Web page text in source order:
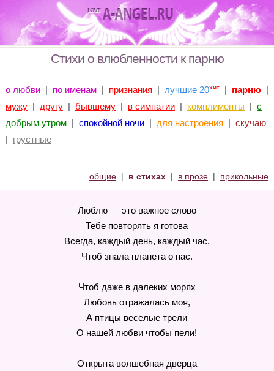
Стихи о влюбленности к парню
о любви| по именам| признания | лучшие 20хит| парню|
мужу| другу| бывшему| в симпатии| комплименты | с
добрым утром| спокойной ночи| для настроения | скучаю
| грустные
общие | в стихах | в прозе | прикольные
Люблю — это важное слово
Тебе повторять я готова
Всегда, каждый день, каждый час,
Чтоб знала планета о нас.
Чтоб даже в далеких морях
Любовь отражалась моя,
А птицы веселые трели
О нашей любви чтобы пели!
Открыта волшебная дверца